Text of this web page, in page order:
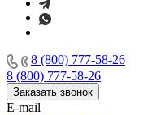
8 (800) 777-58-26
8 (800) 777-58-26
Заказать звонок
E-mail